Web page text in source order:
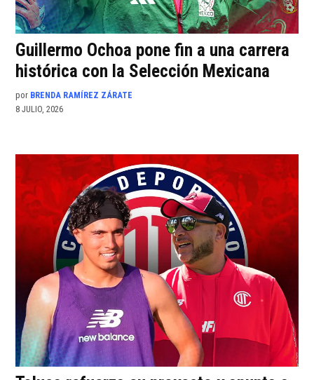
Guillermo Ochoa pone fin a una carrera
histórica con la Selección Mexicana
por BRENDA RAMÍREZ ZÁRATE
8 JULIO, 2026